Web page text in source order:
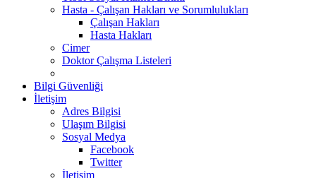
Hasta - Çalışan Hakları ve Sorumlulukları
Çalışan Hakları
Hasta Hakları
Cimer
Doktor Çalışma Listeleri
Bilgi Güvenliği
İletişim
Adres Bilgisi
Ulaşım Bilgisi
Sosyal Medya
Facebook
Twitter
İletişim